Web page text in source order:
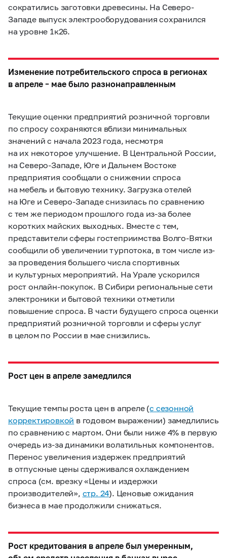
сократились заготовки древесины. На Северо-
Западе выпуск электрооборудования сохранился
на уровне 1к26.
Изменение потребительского спроса в регионах
в апреле – мае было разнонаправленным
Текущие оценки предприятий розничной торговли
по спросу сохраняются вблизи минимальных
значений с начала 2023 года, несмотря
на их некоторое улучшение. В Центральной России,
на Северо-Западе, Юге и Дальнем Востоке
предприятия сообщали о снижении спроса
на мебель и бытовую технику. Загрузка отелей
на Юге и Северо-Западе снизилась по сравнению
с тем же периодом прошлого года из-за более
коротких майских выходных. Вместе с тем,
представители сферы гостеприимства Волго-Вятки
сообщили об увеличении турпотока, в том числе из-
за проведения большего числа спортивных
и культурных мероприятий. На Урале ускорился
рост онлайн-покупок. В Сибири региональные сети
электроники и бытовой техники отметили
повышение спроса. В части будущего спроса оценки
предприятий розничной торговли и сферы услуг
в целом по России в мае снизились.
Рост цен в апреле замедлился
Текущие темпы роста цен в апреле (с сезонной
корректировкой в годовом выражении) замедлились
по сравнению с мартом. Они были ниже 4% в первую
очередь из-за динамики волатильных компонентов.
Перенос увеличения издержек предприятий
в отпускные цены сдерживался охлаждением
спроса (см. врезку «Цены и издержки
производителей», стр. 24). Ценовые ожидания
бизнеса в мае продолжили снижаться.
Рост кредитования в апреле был умеренным,